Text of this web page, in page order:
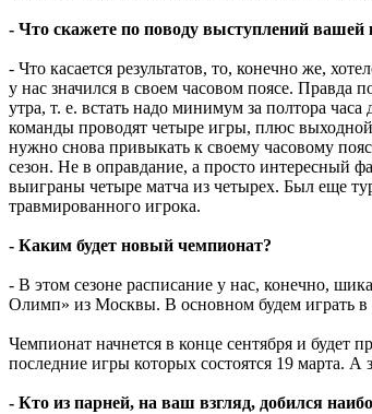
- Что скажете по поводу выступлений
- Что касается результатов, то, конечно же,
у нас значился в своем часовом поясе. Правда
утра, т. е. встать надо минимум за полтора
команды проводят четыре игры, плюс выходной
нужно снова привыкать к своему часовому
сезон. Не в оправдание, а просто интересный
выиграны четыре матча из четырех. Был еще
травмированного игрока.
- Каким будет новый чемпионат?
- В этом сезоне расписание у нас, конечно,
Олимп» из Москвы. В основном будем играть в
Чемпионат начнется в конце сентября и будет
последние игры которых состоятся 19 марта.
- Кто из парней, на ваш взгляд, добился